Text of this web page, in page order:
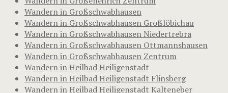
Wandern in Großschwabhausen
Wandern in Großschwabhausen Großlöbichau
Wandern in Großschwabhausen Niedertrebra
Wandern in Großschwabhausen Ottmannshausen
Wandern in Großschwabhausen Zentrum
Wandern in Heilbad Heiligenstadt
Wandern in Heilbad Heiligenstadt Flinsberg
Wandern in Heilbad Heiligenstadt Kalteneber